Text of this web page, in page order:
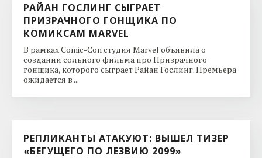
РАЙАН ГОСЛИНГ СЫГРАЕТ
ПРИЗРАЧНОГО ГОНЩИКА ПО
КОМИКСАМ MARVEL
В рамках Comic-Con студия Marvel объявила о
создании сольного фильма про Призрачного
гонщика, которого сыграет Райан Гослинг. Премьера
ожидается в ...
РЕПЛИКАНТЫ АТАКУЮТ: ВЫШЕЛ ТИЗЕР
«БЕГУЩЕГО ПО ЛЕЗВИЮ 2099»